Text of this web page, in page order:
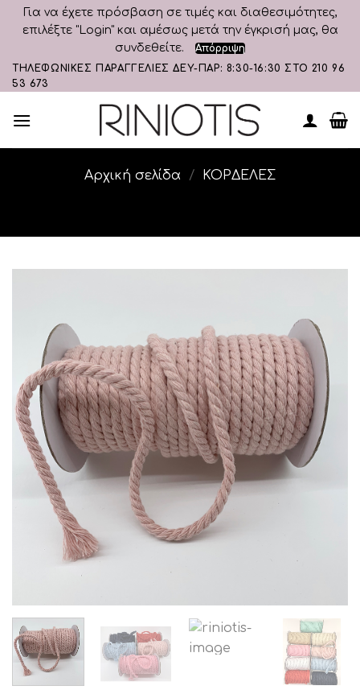
Για να έχετε πρόσβαση σε τιμές και διαθεσιμότητες,
επιλέξτε "Login" και αμέσως μετά την έγκρισή μας, θα
συνδεθείτε.
Απόρριψη
Skip
to
ΤΗΛΕΦΩΝΙΚΕΣ ΠΑΡΑΓΓΕΛΙΕΣ ΔΕΥ-ΠΑΡ: 8:30-16:30 ΣΤΟ 210 96
53 673
Αρχική σελίδα / ΚΟΡΔΕΛΕΣ